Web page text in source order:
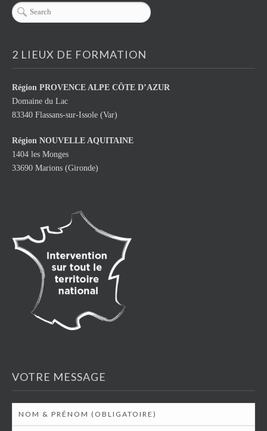
2 LIEUX DE FORMATION
Région PROVENCE ALPE CÔTE D’AZUR
Domaine du Lac
83340 Flassans-sur-Issole (Var)
Région NOUVELLE AQUITAINE
1404 les Monges
33690 Marions (Gironde)
VOTRE MESSAGE